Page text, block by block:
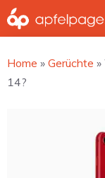
Zum
Inhalt
Home » Gerüchte »
14?